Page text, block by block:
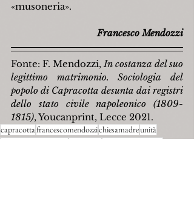
«musoneria».
Francesco Mendozzi
Fonte: F. Mendozzi, In costanza del suo
legittimo matrimonio. Sociologia del
popolo di Capracotta desunta dai registri
dello stato civile napoleonico (1809-
1815), Youcanprint, Lecce 2021.
capracottafrancescomendozzichiesamadreunità